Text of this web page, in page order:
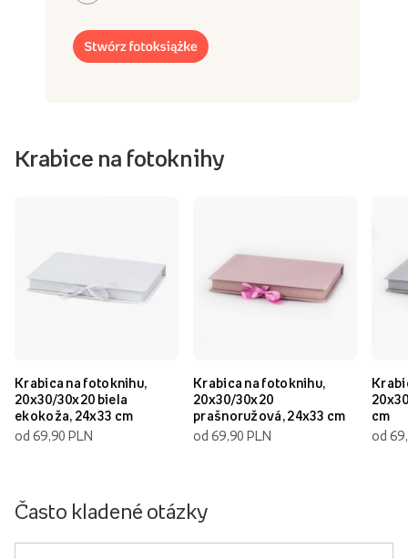
Krabice na fotoknihy
Krabica na fotoknihu,
20x30/30x20 biela
ekokoža, 24x33 cm
od 69,90 PLN
Krabica na fotoknihu,
20x30/30x20
prašnoružová, 24x33 cm
od 69,90 PLN
cm
od
Často kladené otázky